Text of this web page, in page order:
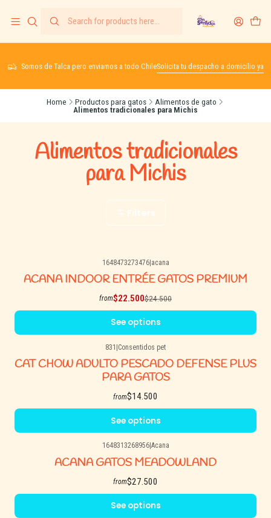
Somos de Talca pero enviamos a todo ChileSolicita tu despacho a domicilio ya
Home Productos para gatos
Alimentos de gato
Alimentos tradicionales para Michis
Alimentos tradicionales
para Michis
Filters
1648473273476|acana
ACANA INDOOR ENTRÉE GATOS PREMIUM
from$22.500$24.500
See options
831 Consentidos pet
CAT CHOW ADULTO PESCADO DEFENSE PLUS
PARA GATOS
from$14.500
See options
1648313268956| Acana
ACANA GATOS MEADOWLAND
from$27.500
See options